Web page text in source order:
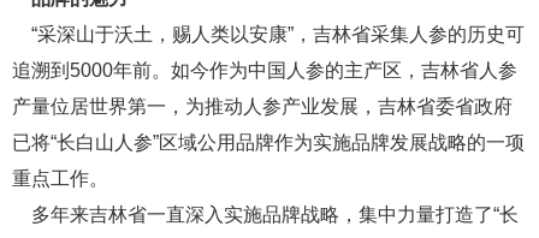
“采深山于沃土，赐人类以安康”，吉林省采集人参的历史可
追溯到5000年前。如今作为中国人参的主产区，吉林省人参
产量位居世界第一，为推动人参产业发展，吉林省委省政府
已将“长白山人参”区域公用品牌作为实施品牌发展战略的一项
重点工作。
多年来吉林省一直深入实施品牌战略，集中力量打造了“长